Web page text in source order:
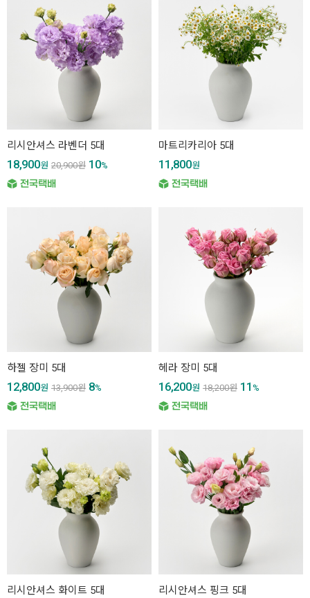
리시안셔스 라벤더 5대
18,900원 20,900원 10%
마트리카리아 5대
11,800원
하젤 장미 5대
12,800원 13,900원 8%
헤라 장미 5대
16,200원 18,200원 11 %
리시안셔스 화이트 5대 리시안셔스 핑크 5대